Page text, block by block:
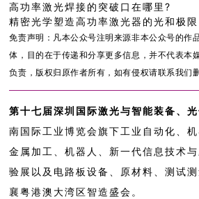
高功率激光焊接的突破口在哪里?
精密光学塑造高功率激光器的光和极限
免责声明：凡本公众号注明来源非本公众号的作
体，目的在于传递和分享更多信息，并不代表本
负责，版权归原作者所有，如有侵权请联系我们删
第十七届深圳国际激光与智能装备、
南国际工业博览会旗下工业自动化、
金属加工、机器人、新一代信息技术
验展以及电路板设备、原材料、测试
襄粤港澳大湾区智造盛会。